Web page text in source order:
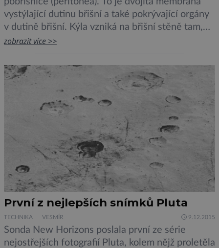
vystýlající dutinu břišní a také pokrývající orgány
v dutině břišní. Kýla vzniká na břišní stěně tam,
kde je tato stěna oslabena a působí na ni zvýšený
vakovitého vychlípení. Nitrobřišní tlak lze zvýšit
různými způsoby. Nejčastěji však […]
zobrazit více >>
První z nejlepších snímků Pluta
TECHNIKA VESMÍR 9.12.2015
Sonda New Horizons poslala první ze série
nejostřejších fotografií Pluta, kolem nějž proletěla